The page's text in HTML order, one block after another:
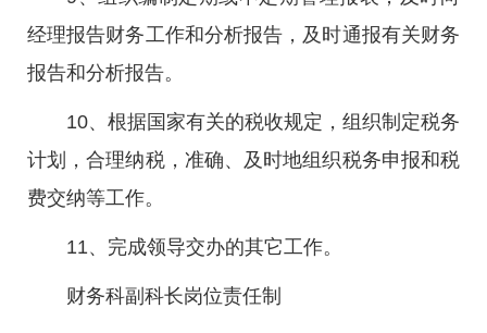
经理报告财务工作和分析报告，及时通报有关财务
报告和分析报告。
10、根据国家有关的税收规定，组织制定税务
计划，合理纳税，准确、及时地组织税务申报和税
费交纳等工作。
11、完成领导交办的其它工作。
财务科副科长岗位责任制